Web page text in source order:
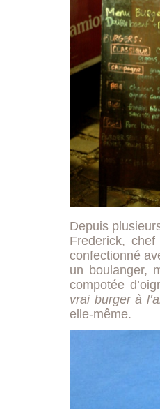
Depuis
Frederick,
confectionné
un boulanger,
compotée
vrai burger à
elle-même.